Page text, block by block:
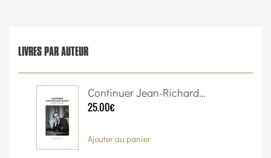
LIVRES PAR AUTEUR
Continuer Jean-Richard…
25.00€
Ajouter au panier